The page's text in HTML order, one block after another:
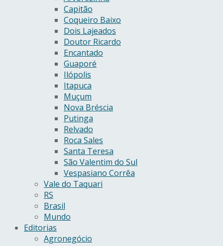
Capitão
Coqueiro Baixo
Dois Lajeados
Doutor Ricardo
Encantado
Guaporé
Ilópolis
Itapuca
Muçum
Nova Bréscia
Putinga
Relvado
Roca Sales
Santa Teresa
São Valentim do Sul
Vespasiano Corrêa
Vale do Taquari
RS
Brasil
Mundo
Editorias
Agronegócio